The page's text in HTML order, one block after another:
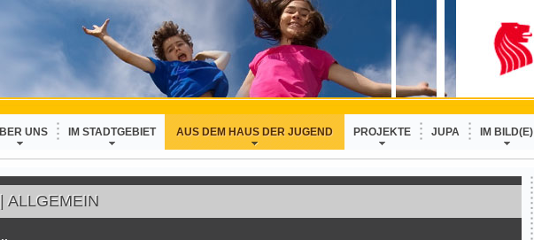
UNS IM STADTGEBIET AUS DEM HAUS DER JUGEND PROJEKTE JUPA IM BILD(E)
ALLGEMEIN